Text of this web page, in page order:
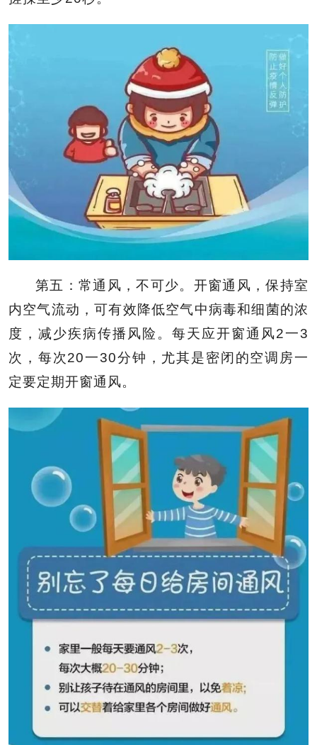
第五：常通风，不可少。开窗通风，保持室
内空气流动，可有效降低空气中病毒和细菌的浓
度，减少疾病传播风险。每天应开窗通风2一3
次，每次20一30分钟，尤其是密闭的空调房一
定要定期开窗通风。